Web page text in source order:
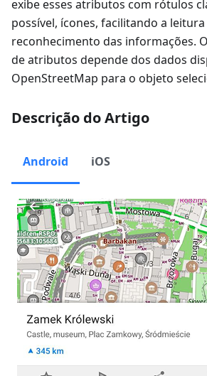
exibe esses atributos com rótulos
possível, ícones, facilitando a leitura
reconhecimento das informações.
de atributos depende dos dados
OpenStreetMap para o objeto
Descrição do Artigo
Android iOS